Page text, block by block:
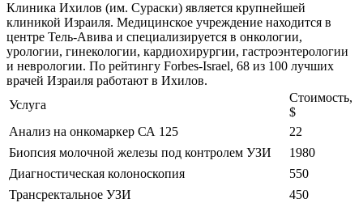
Клиника Ихилов (им. Сураски) является крупнейшей
клиникой Израиля. Медицинское учреждение находится в
центре Тель-Авива и специализируется в онкологии,
урологии, гинекологии, кардиохирургии, гастроэнтерологии
и неврологии. По рейтингу Forbes-Israel, 68 из 100 лучших
врачей Израиля работают в Ихилов.
Услуга
Стоимость,
$
Анализ на онкомаркер СА 125
22
Биопсия молочной железы под контролем УЗИ
1980
Диагностическая колоноскопия
550
Трансректальное УЗИ
450